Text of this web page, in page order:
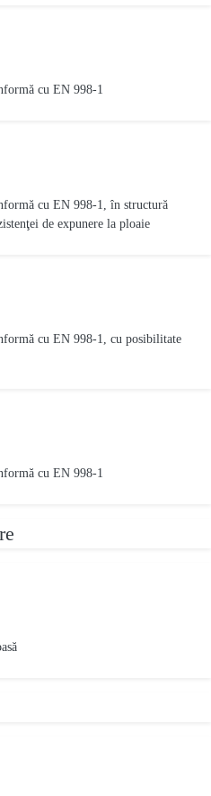
cu EN 998-1
cu EN 998-1, în structură
de expunere la ploaie
cu EN 998-1, cu posibilitate
cu EN 998-1